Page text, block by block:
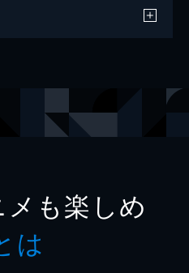
も楽しめ
は